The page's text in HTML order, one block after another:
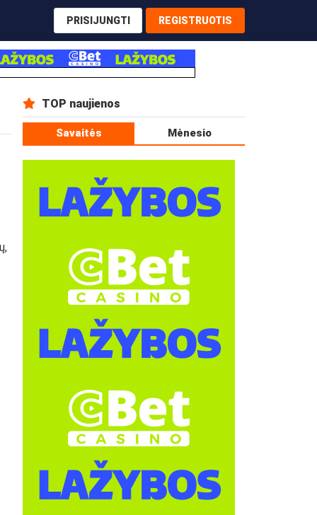
PRISIJUNGTI REGISTRUOTIS
TOP naujienos
Savaitės Mėnesio